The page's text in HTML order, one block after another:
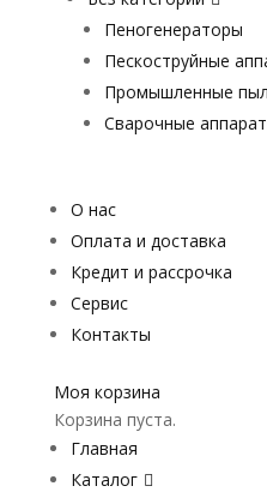
Пеногенераторы
Пескоструйные
Промышленные
Сварочные
О нас
Оплата и доставка
Кредит и рассрочка
Сервис
Контакты
Моя корзина
Корзина пуста.
Главная
Каталог